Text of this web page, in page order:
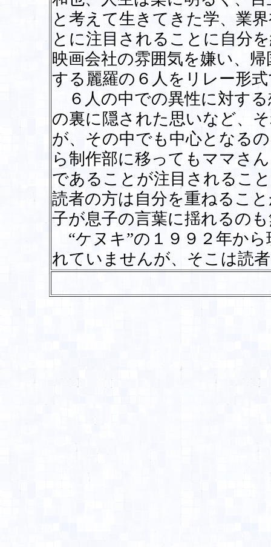
と考えて生きてきた学、業
とに注目されることに自分
映画会社の雰囲気を嫌い、
する麗羅の６人をリレー形
６人の中での異性に対す
の裏に隠された思いなど、
が、その中でも中心となる
ら制作部に移ってもママさ
であることが注目されるこ
読者の方は自分を重ねるこ
子が息子の言葉に揺れるの
“ケヌキ”の１９９２年か
れていませんが、そこは読